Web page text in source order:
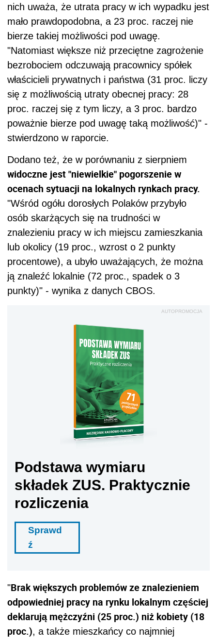
nich uważa, że utrata pracy w ich wypadku jest
mało prawdopodobna, a 23 proc. raczej nie
bierze takiej możliwości pod uwagę.
"Natomiast większe niż przeciętne zagrożenie
bezrobociem odczuwają pracownicy spółek
właścicieli prywatnych i państwa (31 proc. liczy
się z możliwością utraty obecnej pracy: 28
proc. raczej się z tym liczy, a 3 proc. bardzo
poważnie bierze pod uwagę taką możliwość)" -
stwierdzono w raporcie.
Dodano też, że w porównaniu z sierpniem
widoczne jest "niewielkie" pogorszenie w
ocenach sytuacji na lokalnych rynkach pracy.
"Wśród ogółu dorosłych Polaków przybyło
osób skarżących się na trudności w
znalezieniu pracy w ich miejscu zamieszkania
lub okolicy (19 proc., wzrost o 2 punkty
procentowe), a ubyło uważających, że można
ją znaleźć lokalnie (72 proc., spadek o 3
punkty)" - wynika z danych CBOS.
AUTOPROMOCJA
Podstawa wymiaru
składek ZUS. Praktycznie
rozliczenia
Sprawd
ź
"Brak większych problemów ze znalezieniem
odpowiedniej pracy na rynku lokalnym częściej
deklarują mężczyźni (25 proc.) niż kobiety (18
proc.), a także mieszkańcy co najmniej